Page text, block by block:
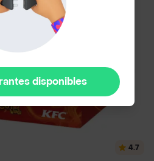
4.7
disponibles